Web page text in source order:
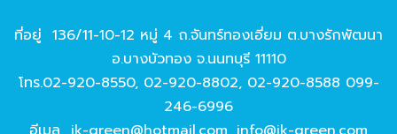
ที่อยู่ 136/11-10-12 หมู่ 4 ถ.จันทร์ทองเอี่ยม ต.บางรักพัฒนา
อ.บางบัวทอง จ.นนทบุรี 11110
โทร.02-920-8550, 02-920-8802, 02-920-8588 099-
246-6996